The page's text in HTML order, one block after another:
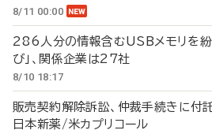
8/11 00:00
286人分の情報含むUSBメモリを
び」、関係企業は27社
8/10 18:17
販売契約解除訴訟、仲裁手続きに付
日本新薬/米カプリコール